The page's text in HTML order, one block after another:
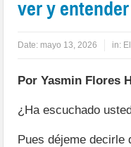
ver y entender
Date: mayo 13, 2026 in:
Por Yasmin Flores
¿Ha escuchado
Pues déjeme decirle